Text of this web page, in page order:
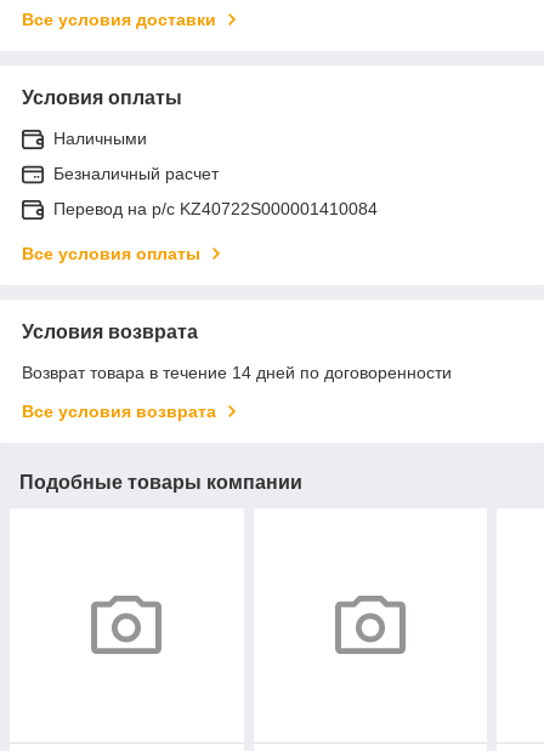
Все условия доставки
Условия оплаты
Наличными
Безналичный расчет
Перевод на р/с KZ40722S000001410084
Все условия оплаты
Условия возврата
Возврат товара в течение 14 дней по договоренности
Все условия возврата
Подобные товары компании